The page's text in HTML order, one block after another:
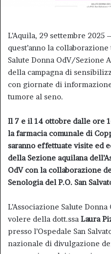
L’Aquila, 29 settembre 2025
quest’anno la collaborazione
Salute Donna OdV/Sezione
della campagna di
con giornate di
tumore al seno.
Il 7 e il 14 ottobre dalle ore
la farmacia comunale di
saranno effettuate visite ed
della Sezione aquilana
OdV con la collaborazione
Senologia del P.O. San
L’Associazione Salute
volere della dott.ssa Laura
presso l’Ospedale San
nazionale di divulgazione